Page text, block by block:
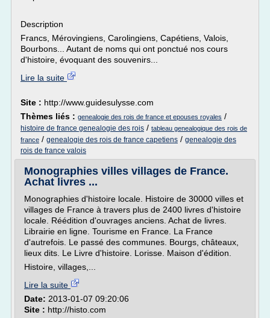
Description
Francs, Mérovingiens, Carolingiens, Capétiens, Valois,
Bourbons... Autant de noms qui ont ponctué nos cours
d'histoire, évoquant des souvenirs...
Lire la suite
Site : http://www.guidesulysse.com
Thèmes liés : genealogie des rois de france et epouses royales /
histoire de france genealogie des rois / tableau genealogique des rois de
france / genealogie des rois de france capetiens / genealogie des
rois de france valois
Monographies villes villages de France.
Achat livres ...
Monographies d'histoire locale. Histoire de 30000 villes et
villages de France à travers plus de 2400 livres d'histoire
locale. Réédition d'ouvrages anciens. Achat de livres.
Librairie en ligne. Tourisme en France. La France
d'autrefois. Le passé des communes. Bourgs, châteaux,
lieux dits. Le Livre d'histoire. Lorisse. Maison d'édition.
Histoire, villages,...
Lire la suite
Date: 2013-01-07 09:20:06
Site : http://histo.com